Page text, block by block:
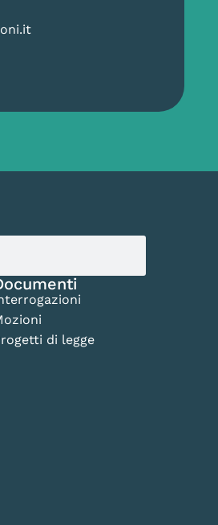
di legge